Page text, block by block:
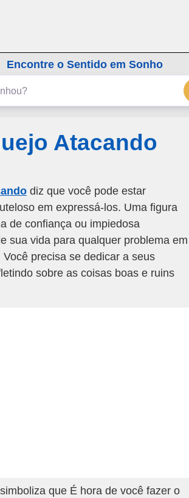
Encontre o Sentido em Sonho
Atacando
diz que você pode estar
em expressá-los. Uma figura
de confiança ou impiedosa
sua vida para qualquer problema em
precisa se dedicar a seus
sobre as coisas boas e ruins
que É hora de você fazer o